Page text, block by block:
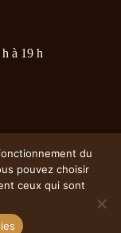
à 19 h
du
pouvez choisir
ceux qui sont